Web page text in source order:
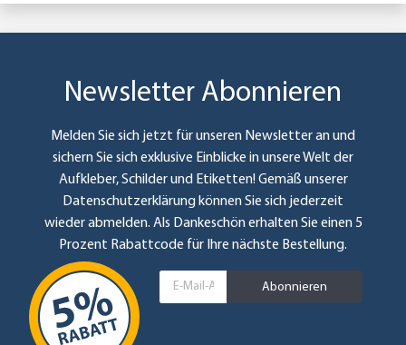
Newsletter Abonnieren
Melden Sie sich jetzt für unseren Newsletter an und
sichern Sie sich exklusive Einblicke in unsere Welt der
Aufkleber, Schilder und Etiketten! Gemäß unserer
Datenschutzerklärung können Sie sich jederzeit
wieder abmelden. Als Dankeschön erhalten Sie einen 5
Prozent Rabattcode für Ihre nächste Bestellung.
Abonnieren